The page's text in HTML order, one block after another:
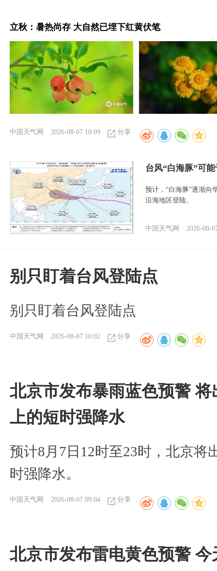
立秋：暑热尚存 大自然已埋下红黄伏笔
中国天气网 2026-08-07 10:09 分享
台风“白海豚”可
预计，“白海豚”逐渐向
沿海地区登陆。
中国天气网 2026-08-
别只盯着台风登陆点
别只盯着台风登陆点
中国天气网 2026-08-07 10:02 分享
北京市发布暴雨蓝色预警
上的短时强降水
预计8月7日12时至23时，北京将
时强降水。
中国天气网 2026-08-07 09:04 分享
北京市发布雷电黄色预警